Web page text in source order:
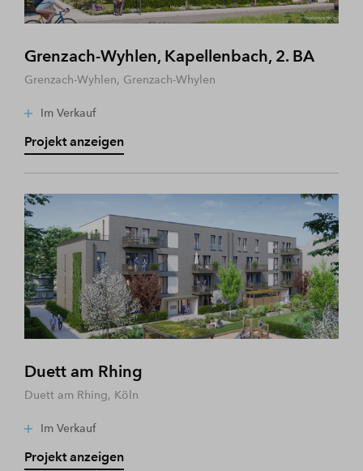
Grenzach-Wyhlen, Kapellenbach, 2. BA
Grenzach-Wyhlen, Grenzach-Whylen
Im Verkauf
Projekt anzeigen
Duett am Rhing
Duett am Rhing, Köln
Im Verkauf
Projekt anzeigen